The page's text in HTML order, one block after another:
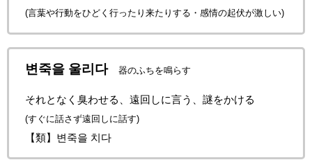
(言葉や行動をひどく行ったり来たりする・感情の起伏が激しい)
변죽을 울리다 器のふちを鳴らす
それとなく臭わせる、遠回しに言う、謎をかける
(すぐに話さず遠回しに話す)
【類】변죽을 치다